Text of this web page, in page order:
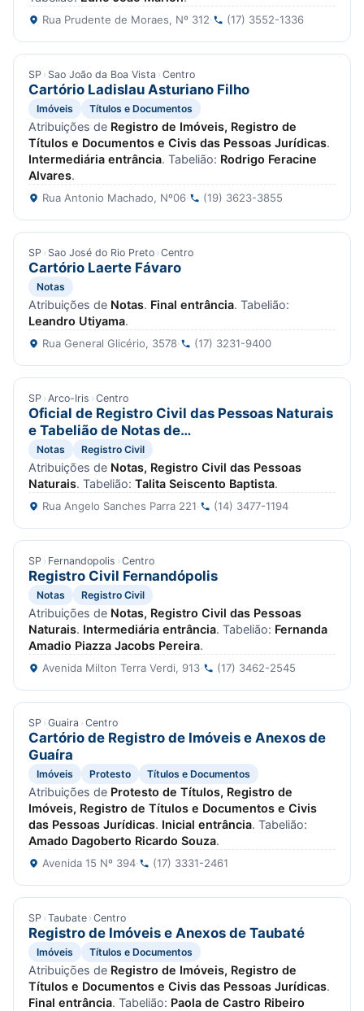
Rua Prudente de Moraes, Nº 312· (17) 3552-1336
SP › Sao João da Boa Vista › Centro
Cartório Ladislau Asturiano Filho
Imóveis Títulos e Documentos
Atribuições de Registro de Imóveis, Registro de
Títulos e Documentos e Civis das Pessoas Jurídicas.
Intermediária entrância. Tabelião: Rodrigo Feracine
Alvares.
Rua Antonio Machado, Nº06· (19) 3623-3855
SP › Sao José do Rio Preto › Centro
Cartório Laerte Fávaro
Notas
Atribuições de Notas. Final entrância. Tabelião:
Leandro Utiyama.
Rua General Glicério, 3578· (17) 3231-9400
SP › Arco-Iris › Centro
Oficial de Registro Civil das Pessoas Naturais
e Tabelião de Notas de…
Notas Registro Civil
Atribuições de Notas, Registro Civil das Pessoas
Naturais. Tabelião: Talita Seiscento Baptista.
Rua Angelo Sanches Parra 221· (14) 3477-1194
SP › Fernandopolis › Centro
Registro Civil Fernandópolis
Notas Registro Civil
Atribuições de Notas, Registro Civil das Pessoas
Naturais. Intermediária entrância. Tabelião: Fernanda
Amadio Piazza Jacobs Pereira.
Avenida Milton Terra Verdi, 913· (17) 3462-2545
SP › Guaira › Centro
Cartório de Registro de Imóveis e Anexos de
Guaíra
Imóveis Protesto Títulos e Documentos
Atribuições de Protesto de Títulos, Registro de
Imóveis, Registro de Títulos e Documentos e Civis
das Pessoas Jurídicas. Inicial entrância. Tabelião:
Amado Dagoberto Ricardo Souza.
Avenida 15 Nº 394· (17) 3331-2461
SP › Taubate › Centro
Registro de Imóveis e Anexos de Taubaté
Imóveis Títulos e Documentos
Atribuições de Registro de Imóveis, Registro de
Títulos e Documentos e Civis das Pessoas Jurídicas.
Final entrância. Tabelião: Paola de Castro Ribeiro